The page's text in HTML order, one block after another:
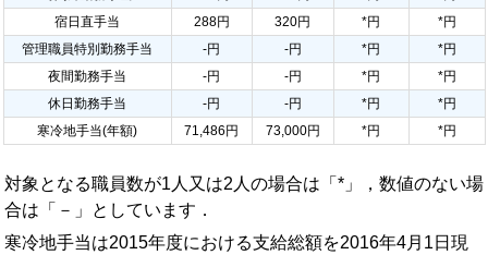
宿日直手当
288円 320円 *円
*円
管理職員特別勤務手当
-円 -円 *円
*円
夜間勤務手当
-円 -円 *円
*円
休日勤務手当
-円 -円 *円
*円
寒冷地手当(年額)
71,486円 73,000円 *円 *円
対象となる職員数が1人又は2人の場合は「*」，数値のない場
合は「－」としています．
寒冷地手当は2015年度における支給総額を2016年4月1日現